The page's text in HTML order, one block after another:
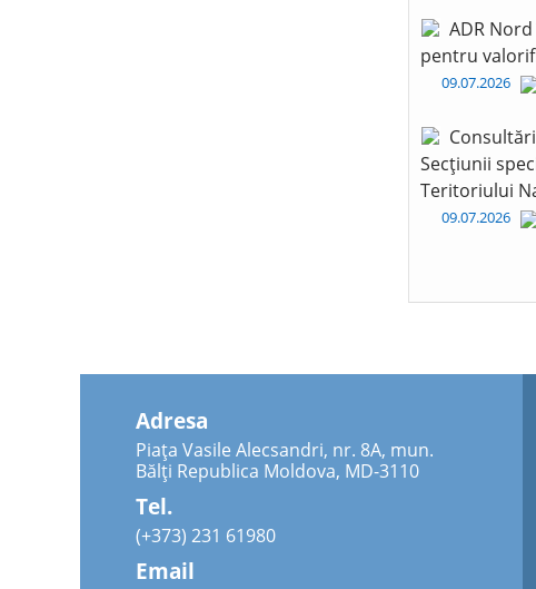
ADR
pentru
09.07.2026
Secțiunii
Teritoriului
09.07.2026
Adresa
Piața Vasile Alecsandri, nr. 8A, mun.
Bălți Republica Moldova, MD-3110
Tel.
(+373) 231 61980
Email